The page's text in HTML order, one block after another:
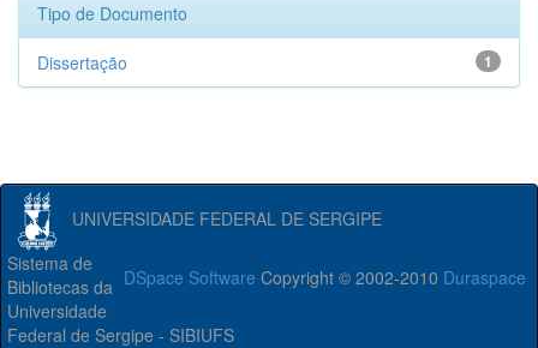
Tipo de Documento
1
Dissertação
UNIVERSIDADE FEDERAL DE SERGIPE
DSpace Software Copyright © 2002-2010 Duraspace
Sistema de
Bibliotecas da
Universidade
Federal de Sergipe - SIBIUFS